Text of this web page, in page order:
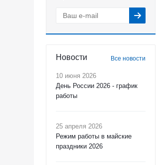
Новости Все новости
10 июня 2026
День России 2026 - график
работы
25 апреля 2026
Режим работы в майские
праздники 2026